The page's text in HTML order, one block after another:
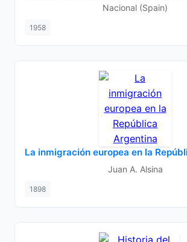
Nacional (Spain)
1958
La inmigración europea en la
Juan A. Alsina
1898